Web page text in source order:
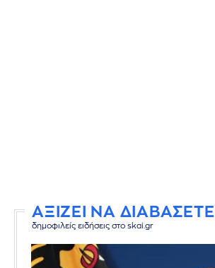
ΑΞΙΖΕΙ ΝΑ ΔΙΑΒΑΣΕΤΕ
δημοφιλείς ειδήσεις στο skai.gr